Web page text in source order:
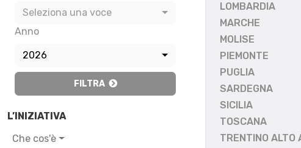
Seleziona una voce
Anno
2026
FILTRA
L’INIZIATIVA
Che cos'è
LOMBARDIA
MARCHE
MOLISE
PIEMONTE
PUGLIA
SARDEGNA
SICILIA
TOSCANA
TRENTINO ALTO